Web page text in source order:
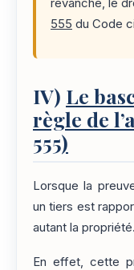
555 du Code
IV) Le
règle de
555)
Lorsque la
un tiers est
autant la propriété.
En effet, cette